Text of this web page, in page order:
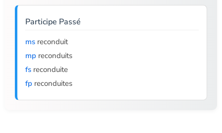
Participe Passé
ms reconduit
mp reconduits
fs reconduite
fp reconduites